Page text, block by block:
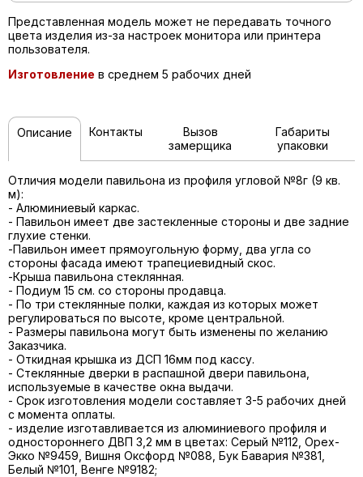
Представленная модель может не передавать точного
цвета изделия из-за настроек монитора или принтера
пользователя.
Изготовление в среднем 5 рабочих дней
Описание Контакты
Вызов
замерщика
Габариты
упаковки
Отличия модели павильона из профиля угловой №8г (9 кв.
м):
- Алюминиевый каркас.
- Павильон имеет две застекленные стороны и две задние
глухие стенки.
-Павильон имеет прямоугольную форму, два угла со
стороны фасада имеют трапециевидный скос.
-Крыша павильона стеклянная.
- Подиум 15 см. со стороны продавца.
- По три стеклянные полки, каждая из которых может
регулироваться по высоте, кроме центральной.
- Размеры павильона могут быть изменены по желанию
Заказчика.
- Откидная крышка из ДСП 16мм под кассу.
- Стеклянные дверки в распашной двери павильона,
используемые в качестве окна выдачи.
- Срок изготовления модели составляет 3-5 рабочих дней
с момента оплаты.
- изделие изготавливается из алюминиевого профиля и
одностороннего ДВП 3,2 мм в цветах: Серый №112, Орех-
Экко №9459, Вишня Оксфорд №088, Бук Бавария №381,
Белый №101, Венге №9182;